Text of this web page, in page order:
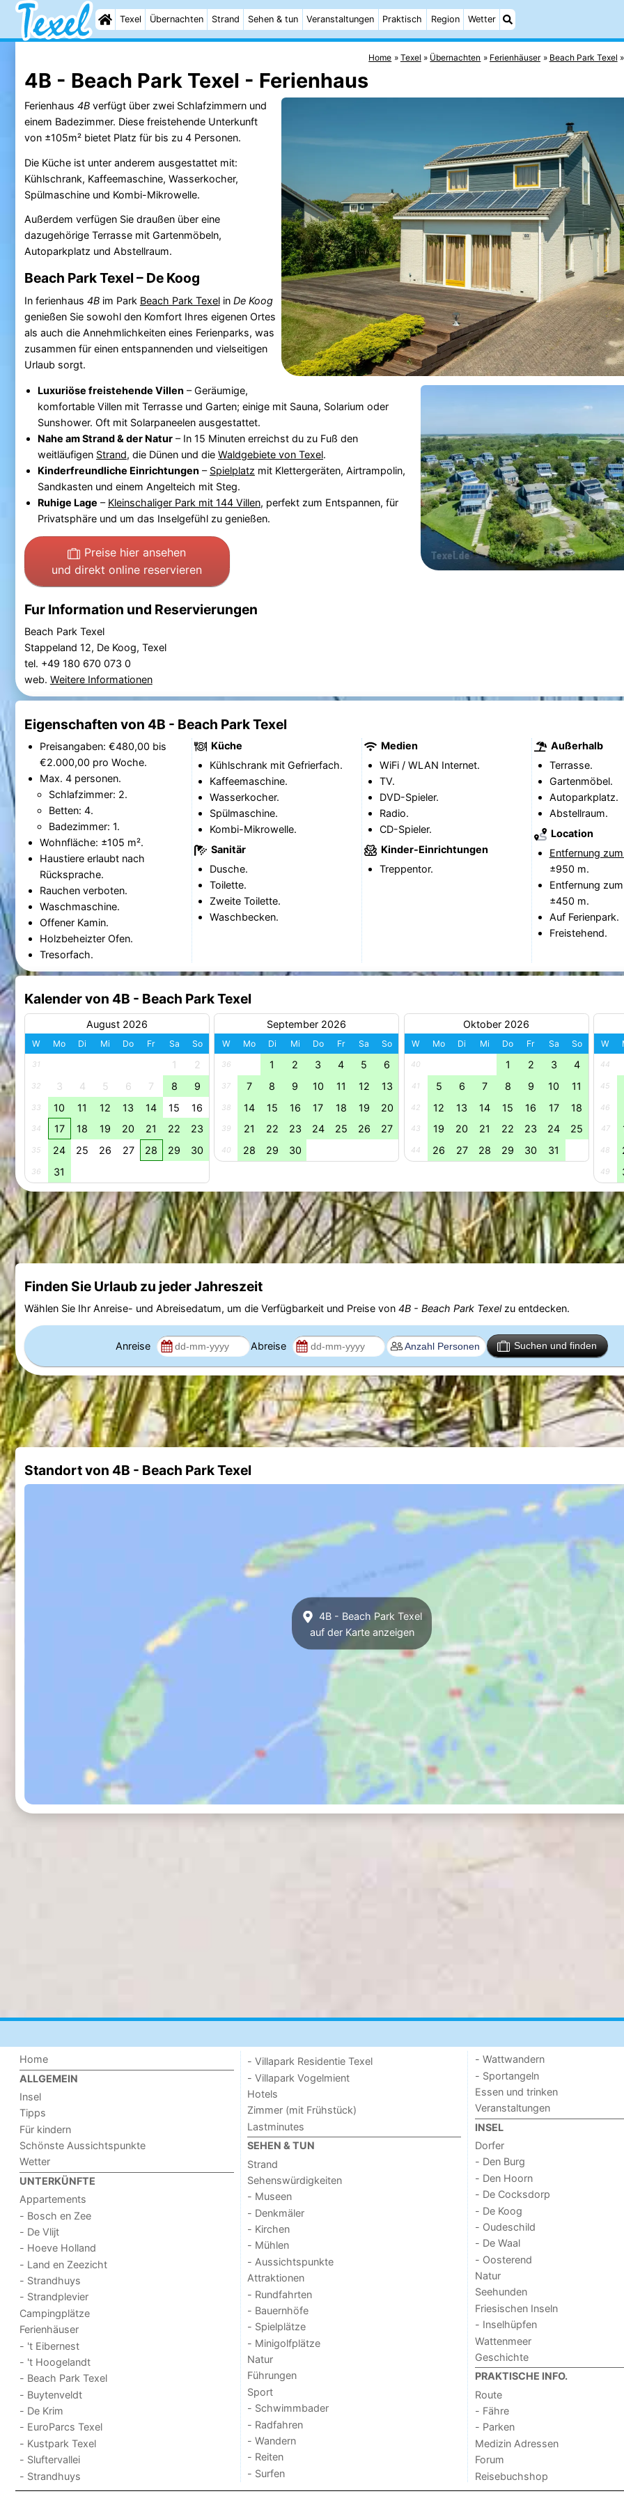
Texel Übernachten Strand Sehen & tun Veranstaltungen Praktisch Region Wetter
Home Texel Übernachten Ferienhäuser Beach Park Texel
4B - Beach Park Texel - Ferienhaus
Ferienhaus 4Bverfügt über zwei Schlafzimmern und
einem Badezimmer. Diese freistehende Unterkunft
von ±105m² bietet Platz für bis zu 4 Personen.
Die Küche ist unter anderem ausgestattet mit:
Kühlschrank, Kaffeemaschine, Wasserkocher,
Spülmaschine und Kombi-Mikrowelle.
Außerdem verfügen Sie draußen über eine
dazugehörige Terrasse mit Gartenmöbeln,
Autoparkplatz und Abstellraum.
Beach Park Texel – De Koog
In ferienhaus 4Bim Park Beach Park Texelin De Koog
genießen Sie sowohl den Komfort Ihres eigenen Ortes
als auch die Annehmlichkeiten eines Ferienparks, was
zusammen für einen entspannenden und vielseitigen
Urlaub sorgt.
Luxuriöse freistehende Villen – Geräumige,
komfortable Villen mit Terrasse und Garten; einige mit Sauna, Solarium oder
Sunshower. Oft mit Solarpaneelen ausgestattet.
Nahe am Strand & der Natur– In 15 Minuten erreichst du zu Fuß den
weitläufigen Strand, die Dünen und die Waldgebiete von Texel.
Kinderfreundliche Einrichtungen – Spielplatz mit Klettergeräten, Airtrampolin,
Sandkasten und einem Angelteich mit Steg.
Ruhige Lage – Kleinschaliger Park mit 144 Villen, perfekt zum Entspannen, für
Privatsphäre und um das Inselgefühl zu genießen.
Preise hier ansehen
und direkt online reservieren
Fur Information und Reservierungen
Beach Park Texel
Stappeland 12, De Koog, Texel
tel. +49 180 670 073 0
web. Weitere Informationen
Eigenschaften von 4B - Beach Park Texel
Preisangaben: €480,00 bis
€2.000,00 pro Woche.
Max. 4 personen.
Schlafzimmer: 2.
Betten: 4.
Badezimmer: 1.
Wohnfläche: ±105 m².
Haustiere erlaubt nach
Rücksprache.
Rauchen verboten.
Waschmaschine.
Offener Kamin.
Holzbeheizter Ofen.
Tresorfach.
Küche
Kühlschrank mit Gefrierfach.
Kaffeemaschine.
Wasserkocher.
Spülmaschine.
Kombi-Mikrowelle.
Sanitär
Dusche.
Toilette.
Zweite Toilette.
Waschbecken.
Medien
WiFi / WLAN Internet.
TV.
DVD-Spieler.
Radio.
CD-Spieler.
Kinder-Einrichtungen
Treppentor.
Außerhalb
Terrasse.
Gartenmöbel.
Autoparkplatz.
Abstellraum.
Location
Entfernung
±950 m.
Entfernung
±450 m.
Auf Ferienpark.
Freistehend.
Kalender von 4B - Beach Park Texel
August 2026
W Mo Di Mi Do Fr Sa So
31 1 2
32 3 4 5 6 7 8 9
33 10 11 12 13 14 15 16
34 17 18 19 20 21 22 23
35 24 25 26 27 28 29 30
36 31
September 2026
W Mo Di Mi Do Fr Sa So
36 1 2 3 4 5 6
37 7 8 9 10 11 12 13
38 14 15 16 17 18 19 20
39 21 22 23 24 25 26 27
40 28 29 30
Oktober 2026
W Mo Di Mi Do Fr Sa So
40 1 2 3 4
41 5 6 7 8 9 10 11
42 12 13 14 15 16 17 18
43 19 20 21 22 23 24 25
44 26 27 28 29 30 31
W
44
45
46
47
48
49
Finden Sie Urlaub zu jeder Jahreszeit
Wählen Sie Ihr Anreise- und Abreisedatum, um die Verfügbarkeit und Preise von 4B - Beach Park Texelzu entdecken.
Anreise Abreise Suchen und finden
Standort von 4B - Beach Park Texel
4B - Beach Park Texel
auf der Karte anzeigen
Home
ALLGEMEIN
Insel
Tipps
Für kindern
Schönste Aussichtspunkte
Wetter
UNTERKÜNFTE
Appartements
- Bosch en Zee
- De Vlijt
- Hoeve Holland
- Land en Zeezicht
- Strandhuys
- Strandplevier
Campingplätze
Ferienhäuser
- 't Eibernest
- 't Hoogelandt
- Beach Park Texel
- Buytenveldt
- De Krim
- EuroParcs Texel
- Kustpark Texel
- Sluftervallei
- Strandhuys
- Villapark Residentie Texel
- Villapark Vogelmient
Hotels
Zimmer (mit Frühstück)
Lastminutes
SEHEN & TUN
Strand
Sehenswürdigkeiten
- Museen
- Denkmäler
- Kirchen
- Mühlen
- Aussichtspunkte
Attraktionen
- Rundfahrten
- Bauernhöfe
- Spielplätze
- Minigolfplätze
Natur
Führungen
Sport
- Schwimmbader
- Radfahren
- Wandern
- Reiten
- Surfen
- Wattwandern
- Sportangeln
Essen und trinken
Veranstaltungen
INSEL
Dorfer
- Den Burg
- Den Hoorn
- De Cocksdorp
- De Koog
- Oudeschild
- De Waal
- Oosterend
Natur
Seehunden
Friesischen Inseln
- Inselhüpfen
Wattenmeer
Geschichte
PRAKTISCHE INFO.
Route
- Fähre
- Parken
Medizin Adressen
Forum
Reisebuchshop